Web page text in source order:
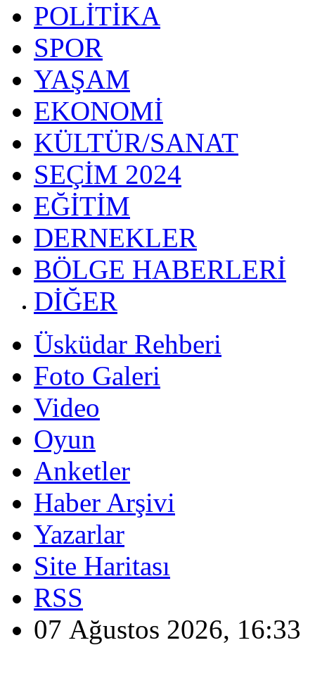
POLİTİKA
SPOR
YAŞAM
EKONOMİ
KÜLTÜR/SANAT
SEÇİM 2024
EĞİTİM
DERNEKLER
BÖLGE HABERLERİ
DİĞER
Üsküdar Rehberi
Foto Galeri
Video
Oyun
Anketler
Haber Arşivi
Yazarlar
Site Haritası
RSS
07 Ağustos 2026, 16:33